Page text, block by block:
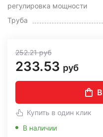
регулировка мощности
Труба
252.21руб
233.53 руб
Купить в один клик
В наличии